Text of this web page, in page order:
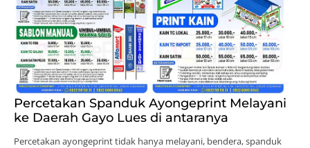
Percetakan Spanduk Ayongeprint Melayani
ke Daerah Gayo Lues di antaranya
Percetakan ayongeprint tidak hanya melayani, bendera, spanduk